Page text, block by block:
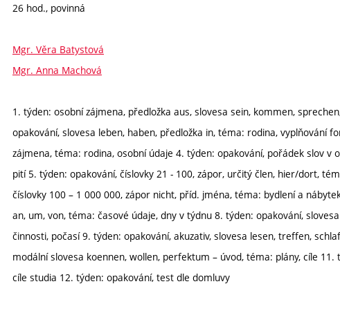
26 hod., povinná
Mgr. Věra Batystová
Mgr. Anna Machová
1. týden: osobní zájmena, předložka aus, slovesa sein, kommen,
opakování, slovesa leben, haben, předložka in, téma: rodina, vyplňování
zájmena, téma: rodina, osobní údaje 4. týden: opakování, pořádek slov v
pití 5. týden: opakování, číslovky 21 - 100, zápor, určitý člen, hier/dort,
číslovky 100 – 1 000 000, zápor nicht, příd. jména, téma: bydlení a
an, um, von, téma: časové údaje, dny v týdnu 8. týden: opakování,
činnosti, počasí 9. týden: opakování, akuzativ, slovesa lesen, treffen,
modální slovesa koennen, wollen, perfektum – úvod, téma: plány, cíle
cíle studia 12. týden: opakování, test dle domluvy